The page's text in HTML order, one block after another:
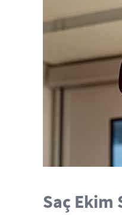
Saç Ekim